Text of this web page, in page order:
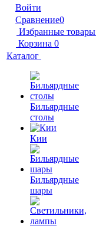
Войти
Сравнение0
Избранные товары
Корзина 0
Каталог
Бильярдные
столы
Кии
Бильярдные
шары